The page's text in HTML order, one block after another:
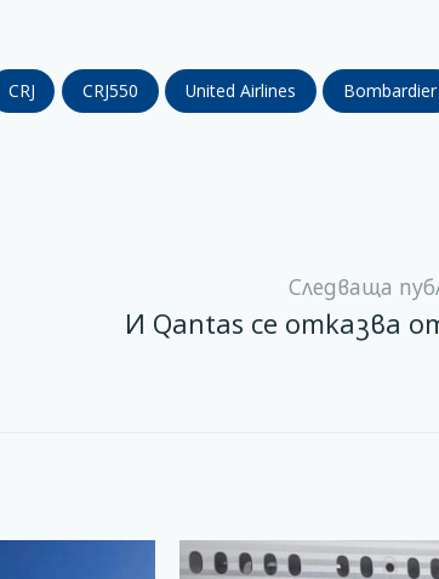
CRJ CRJ550 United Airlines Bombardier
Следваща
И Qantas се отказва